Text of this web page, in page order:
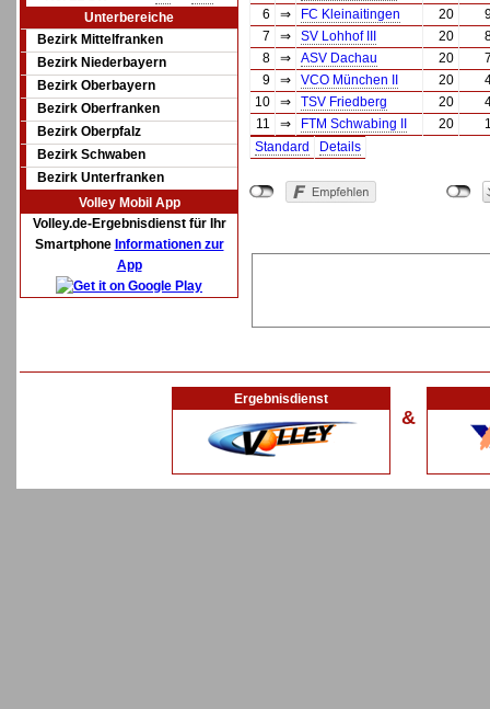
Unterbereiche
Bezirk Mittelfranken
Bezirk Niederbayern
Bezirk Oberbayern
Bezirk Oberfranken
Bezirk Oberpfalz
Bezirk Schwaben
Bezirk Unterfranken
Volley Mobil App
Volley.de-Ergebnisdienst für Ihr
Smartphone Informationen zur
App
6
⇒ FC Kleinaitingen 20
7
⇒ SV Lohhof III 20
8
⇒ ASV Dachau 20
9
⇒ VCO München II 20
10
⇒ TSV Friedberg 20
11
⇒ FTM Schwabing II 20
Standard
Details
Ergebnisdienst
&